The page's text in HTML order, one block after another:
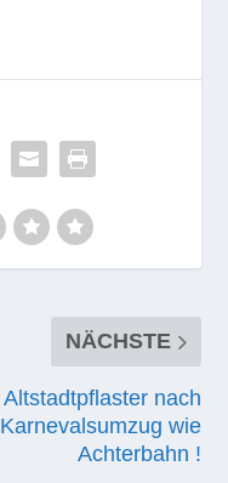
NÄCHSTE
Altstadtpflaster nach
Karnevalsumzug wie
Achterbahn !